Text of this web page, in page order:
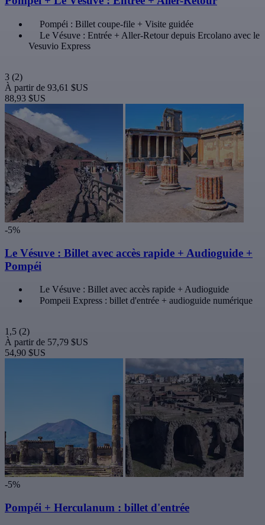
Pompéi : Billet coupe-file + Visite guidée
Le Vésuve : Entrée + Aller-Retour depuis Ercolano avec le
Vesuvio Express
3 (2)
À partir de 93,61 $US
88,93 $US
-5%
Le Vésuve : Billet avec accès rapide + Audioguide +
Pompéi
Le Vésuve : Billet avec accès rapide + Audioguide
Pompeii Express : billet d'entrée + audioguide numérique
1,5 (2)
À partir de 57,79 $US
54,90 $US
-5%
Pompéi + Herculanum : billet d'entrée